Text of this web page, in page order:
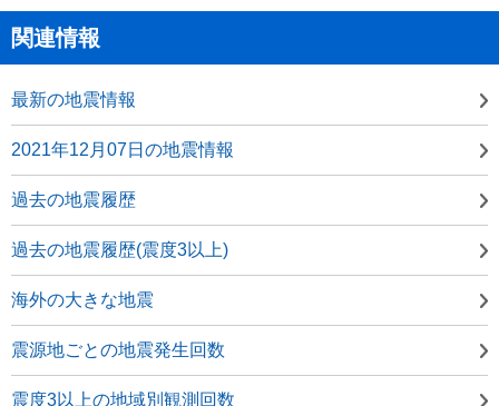
関連情報
最新の地震情報
2021年12月07日の地震情報
過去の地震履歴
過去の地震履歴(震度3以上)
海外の大きな地震
震源地ごとの地震発生回数
震度3以上の地域別観測回数